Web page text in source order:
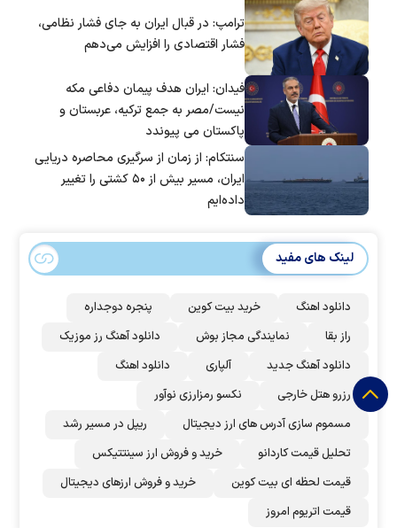
ترامپ: در قبال ایران به جای فشار نظامی،
فشار اقتصادی را افزایش می‌دهم
فیدان: ایران هدف پیمان دفاعی مکه
نیست/مصر به جمع ترکیه، عربستان و
پاکستان می پیوندد
سنتکام: از زمان از سرگیری محاصره دریایی
ایران، مسیر بیش از ۵۰ کشتی را تغییر
داده‌ایم
لینک های مفید
دانلود اهنگ خرید بیت کوین
پنجره دوجداره
راز بقا
نمایندگی مجاز بوش
دانلود آهنگ رز‌ موزیک
دانلود آهنگ جدید
آلپاری
دانلود اهنگ
رزرو هتل خارجی
نکسو رمزارزی نوآور
مسموم سازی آدرس های ارز دیجیتال
ریپل در مسیر رشد
تحلیل قیمت کاردانو
خرید و فروش ارز سینتتیکس
قیمت لحظه ای بیت کوین
خرید و فروش ارزهای دیجیتال
قیمت اتریوم امروز